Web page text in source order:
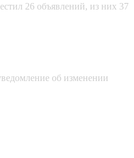
26 объявлений, из них 37
об изменении